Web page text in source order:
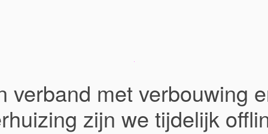
verband met verbouwing
zijn we tijdelijk